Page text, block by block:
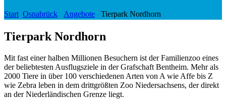
Start Osnabrück Angebote Tierpark Nordhorn
Tierpark Nordhorn
Mit fast einer halben Millionen Besuchern ist der Familienzoo eines
der beliebtesten Ausflugsziele in der Grafschaft Bentheim. Mehr als
2000 Tiere in über 100 verschiedenen Arten von A wie Affe bis Z
wie Zebra leben in dem drittgrößten Zoo Niedersachsens, der direkt
an der Niederländischen Grenze liegt.